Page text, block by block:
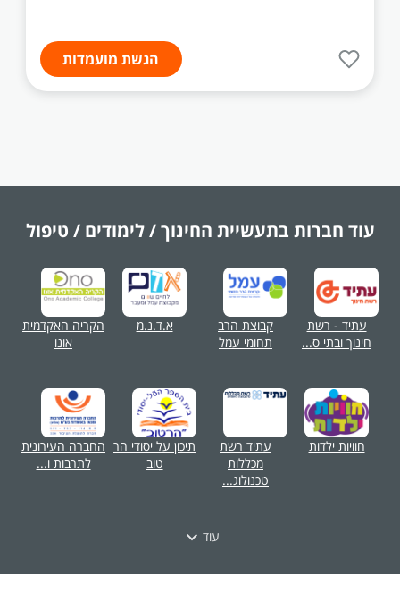
הגשת מועמדות
עוד חברות בתעשיית החינוך / לימודים / טיפול
עתיד - רשת
חינוך ובתי ס...
קבוצת הרב
תחומי עמל
א.ד.נ.מ
הקריה האקדמית
אונו
חוויות ילדות
עתיד רשת
מכללות
טכנולוג...
תיכון על יסודי הר
טוב
החברה העירונית
לתרבות ו...
עוד